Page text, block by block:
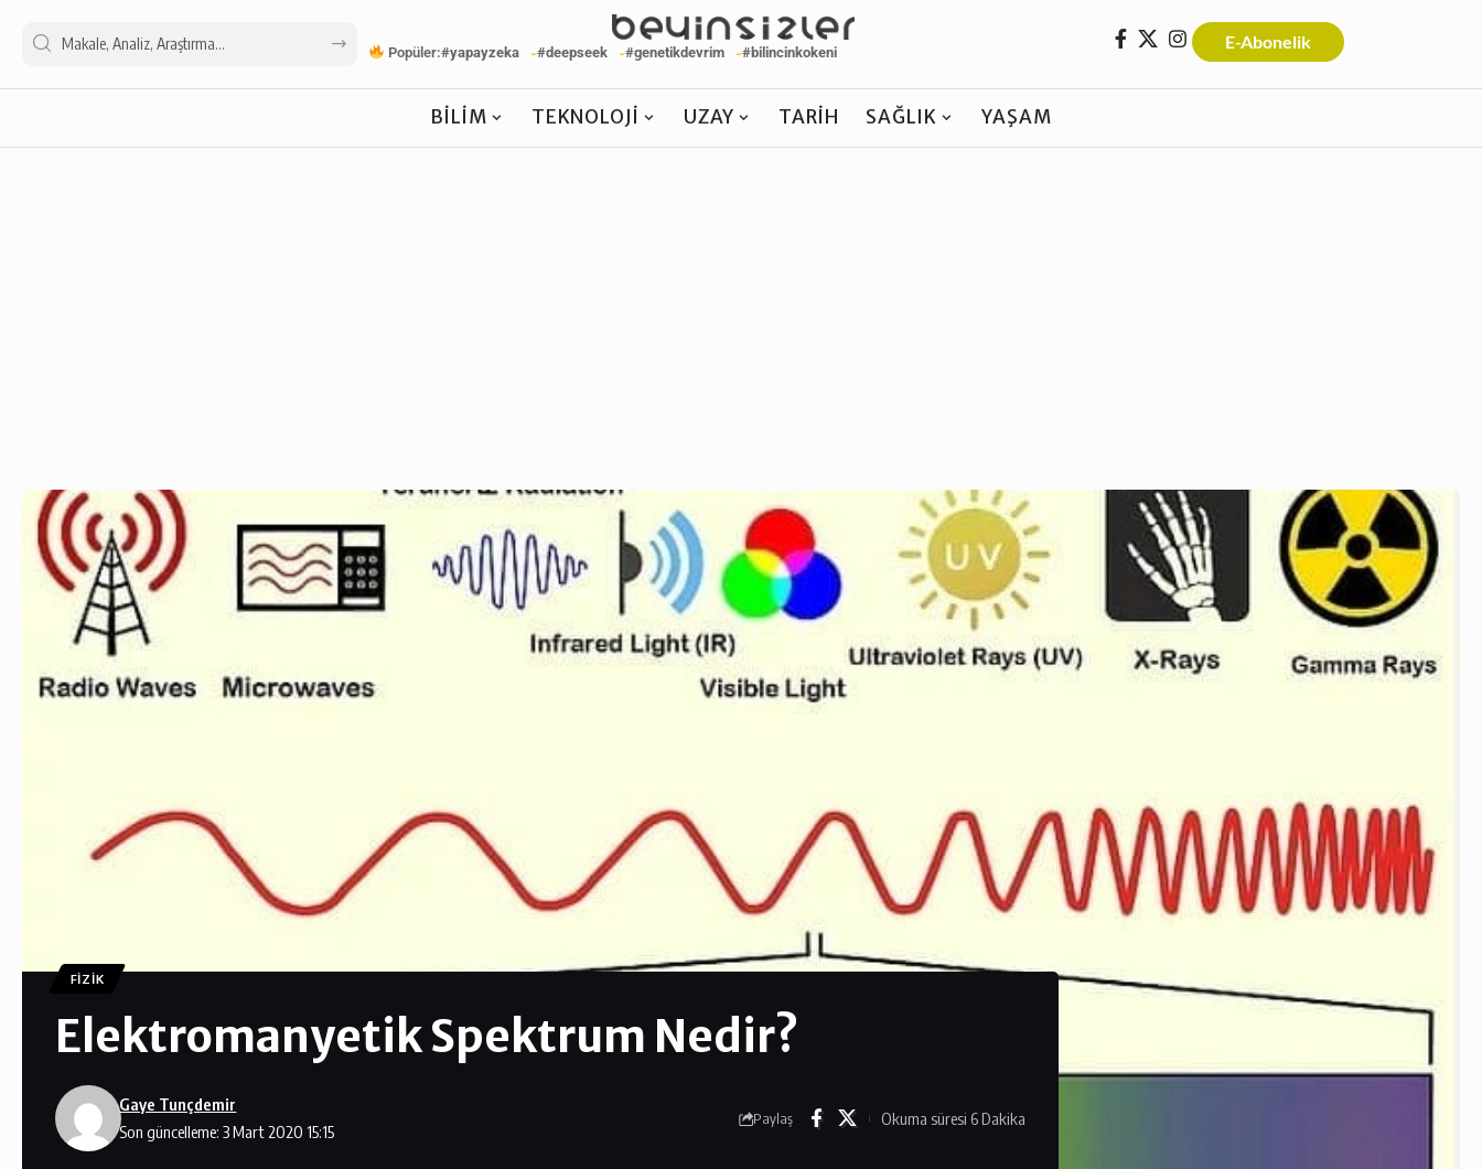
Popüler:#yapayzeka #deepseek #genetikdevrim #bilincinkokeni
E-Abonelik
BILIM TEKNOLOJI UZAY TARIH SAĞLIK YAŞAM
FIZIK
Elektromanyetik Spektrum Nedir?
Son güncelleme: 3 Mart 2020 15:15
Gaye Tunçdemir
Paylaş Okuma süresi 6 Dakika